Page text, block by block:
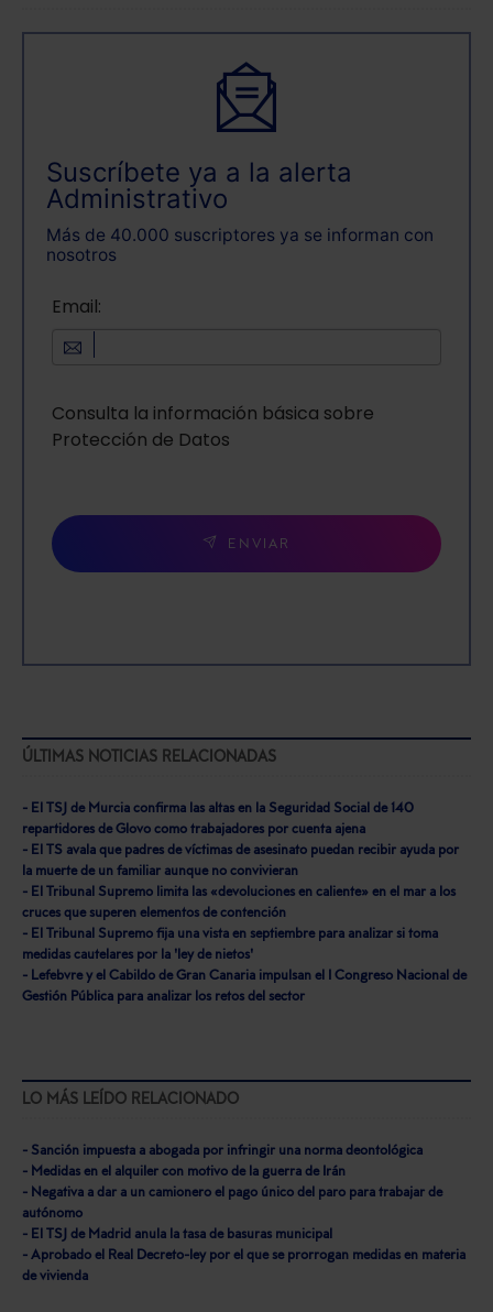
Suscríbete ya a la alerta
Administrativo
Más de 40.000 suscriptores ya se informan con
nosotros
Email:
Consulta la información básica sobre
Protección de Datos
ENVIAR
ÚLTIMAS NOTICIAS RELACIONADAS
- El TSJ de Murcia confirma las altas en la Seguridad Social de 140
repartidores de Glovo como trabajadores por cuenta ajena
- El TS avala que padres de víctimas de asesinato puedan recibir ayuda por
la muerte de un familiar aunque no convivieran
- El Tribunal Supremo limita las «devoluciones en caliente» en el mar a los
cruces que superen elementos de contención
- El Tribunal Supremo fija una vista en septiembre para analizar si toma
medidas cautelares por la 'ley de nietos'
- Lefebvre y el Cabildo de Gran Canaria impulsan el I Congreso Nacional de
Gestión Pública para analizar los retos del sector
LO MÁS LEÍDO RELACIONADO
- Sanción impuesta a abogada por infringir una norma deontológica
- Medidas en el alquiler con motivo de la guerra de Irán
- Negativa a dar a un camionero el pago único del paro para trabajar de
autónomo
- El TSJ de Madrid anula la tasa de basuras municipal
- Aprobado el Real Decreto-ley por el que se prorrogan medidas en materia
de vivienda